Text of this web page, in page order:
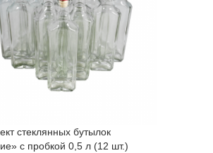
стеклянных бутылок
с пробкой 0,5 л (12 шт.)